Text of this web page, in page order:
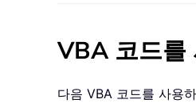
VBA 코드를
다음 VBA 코드를 사용